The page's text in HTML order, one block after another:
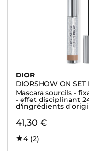
DIOR
DIORSHOW ON SET
Mascara sourcils -
- effet disciplinant
d'ingrédients
41,30 €
4 (2)